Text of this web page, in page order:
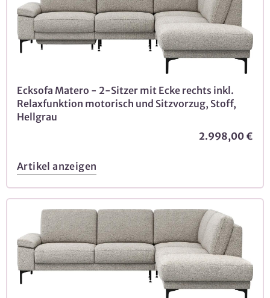
Ecksofa Matero - 2-Sitzer mit Ecke rechts inkl.
Relaxfunktion motorisch und Sitzvorzug, Stoff,
Hellgrau
2.998,00 €
Artikel anzeigen